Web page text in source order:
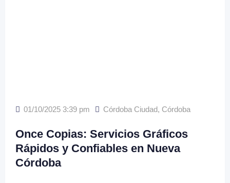
01/10/2025 3:39 pm Córdoba Ciudad, Córdoba
Once Copias: Servicios Gráficos
Rápidos y Confiables en Nueva
Córdoba